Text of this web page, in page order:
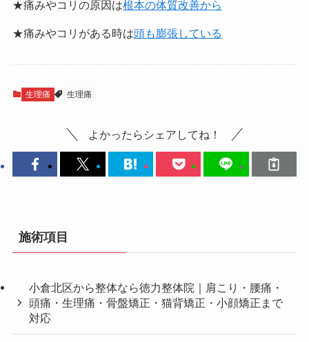
★痛みやコリの原因は根本の体質改善から
★痛みやコリがある時は頭も膨張している
生理痛 生理痛
よかったらシェアしてね！
施術項目
小倉北区から整体なら徳力整体院｜肩こり・腰痛・
頭痛・生理痛・骨盤矯正・猫背矯正・小顔矯正まで
対応